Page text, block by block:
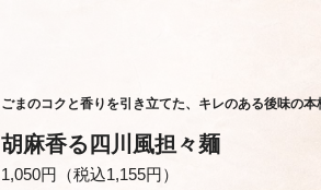
ごまのコクと香りを引き立てた、キレのある後味の本
胡麻香る四川風担々麺
1,050円（税込1,155円）